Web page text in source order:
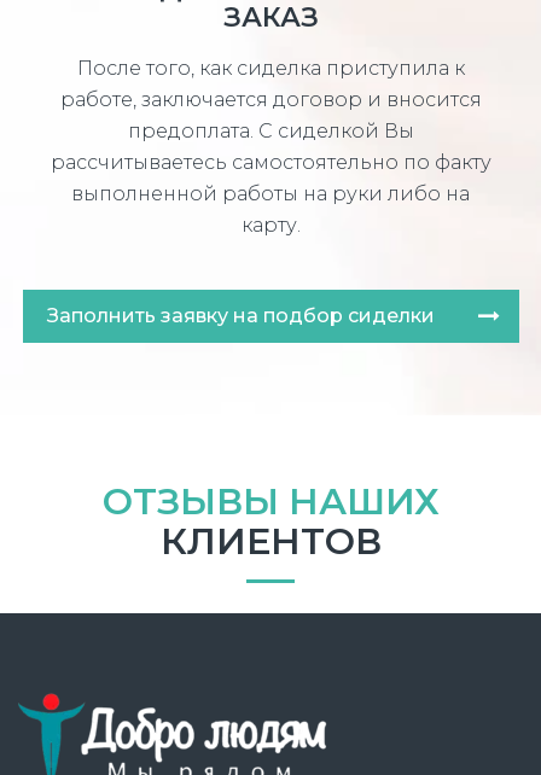
ЗАКАЗ
После того, как сиделка приступила к
работе, заключается договор и вносится
предоплата. С сиделкой Вы
рассчитываетесь самостоятельно по факту
выполненной работы на руки либо на
карту.
Заполнить заявку на подбор сиделки
ОТЗЫВЫ НАШИХ
КЛИЕНТОВ